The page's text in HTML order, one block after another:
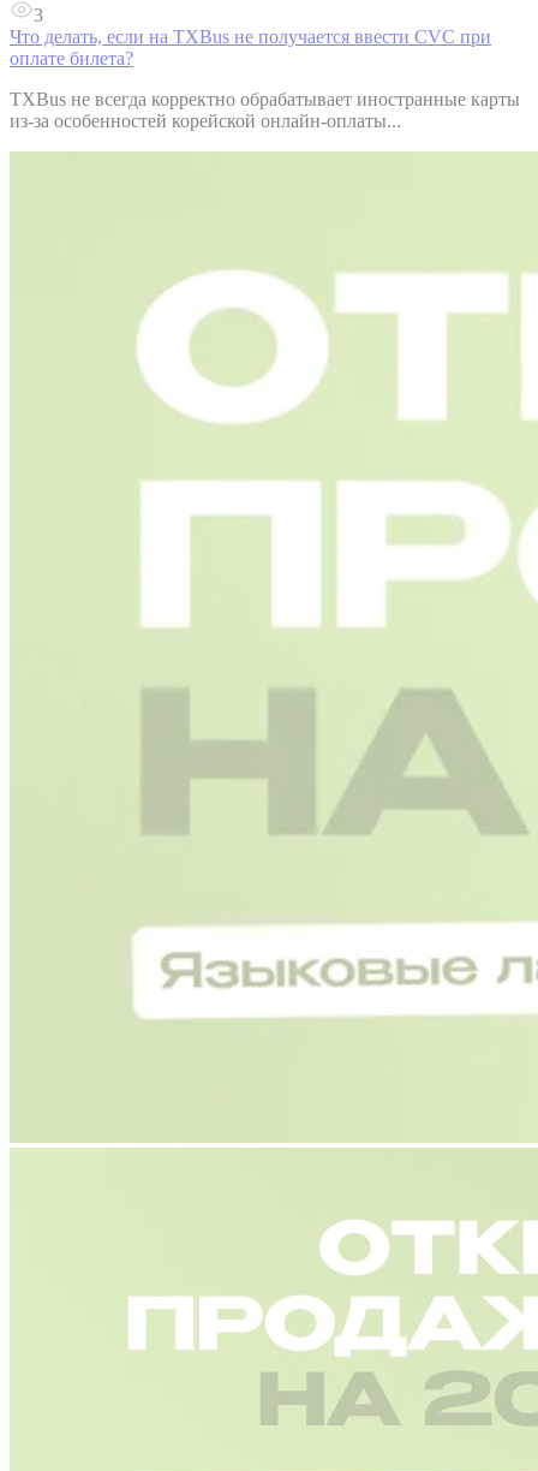
3
Что делать, если на TXBus не получается ввести CVC при
оплате билета?
TXBus не всегда корректно обрабатывает иностранные карты
из-за особенностей корейской онлайн-оплаты...